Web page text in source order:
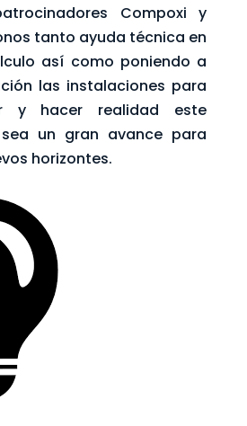
Compoxi y
tanto ayuda técnica en
así como poniendo a
las instalaciones para
y hacer realidad este
un gran avance para
horizontes.